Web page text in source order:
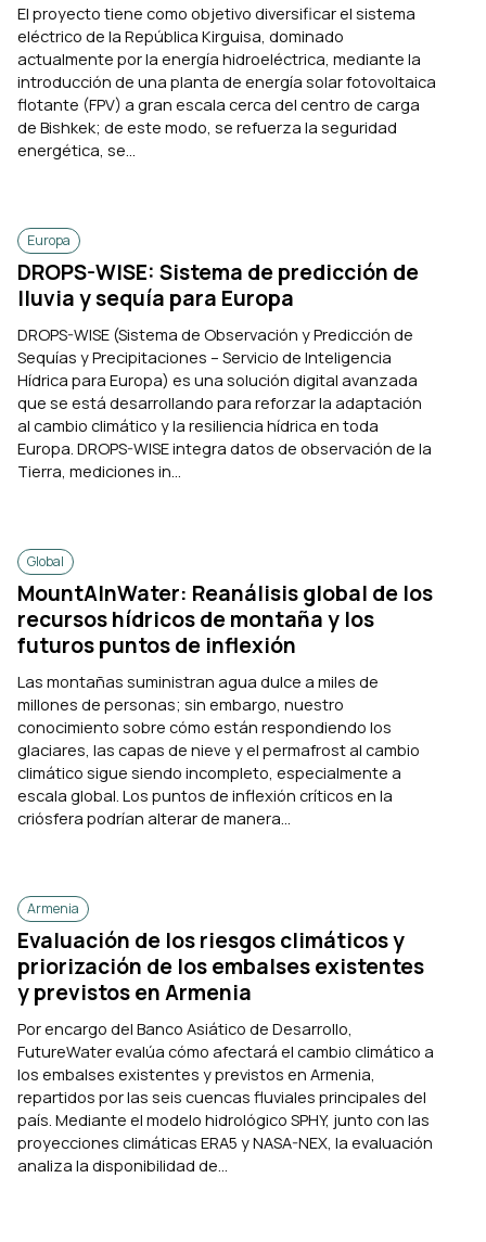
El proyecto tiene como objetivo diversificar el sistema
eléctrico de la República Kirguisa, dominado
actualmente por la energía hidroeléctrica, mediante la
introducción de una planta de energía solar fotovoltaica
flotante (FPV) a gran escala cerca del centro de carga
de Bishkek; de este modo, se refuerza la seguridad
energética, se...
Europa
DROPS-WISE: Sistema de predicción de
lluvia y sequía para Europa
DROPS-WISE (Sistema de Observación y Predicción de
Sequías y Precipitaciones – Servicio de Inteligencia
Hídrica para Europa) es una solución digital avanzada
que se está desarrollando para reforzar la adaptación
al cambio climático y la resiliencia hídrica en toda
Europa. DROPS-WISE integra datos de observación de la
Tierra, mediciones in...
Global
MountAInWater: Reanálisis global de los
recursos hídricos de montaña y los
futuros puntos de inflexión
Las montañas suministran agua dulce a miles de
millones de personas; sin embargo, nuestro
conocimiento sobre cómo están respondiendo los
glaciares, las capas de nieve y el permafrost al cambio
climático sigue siendo incompleto, especialmente a
escala global. Los puntos de inflexión críticos en la
criósfera podrían alterar de manera...
Armenia
Evaluación de los riesgos climáticos y
priorización de los embalses existentes
y previstos en Armenia
Por encargo del Banco Asiático de Desarrollo,
FutureWater evalúa cómo afectará el cambio climático a
los embalses existentes y previstos en Armenia,
repartidos por las seis cuencas fluviales principales del
país. Mediante el modelo hidrológico SPHY, junto con las
proyecciones climáticas ERA5 y NASA-NEX, la evaluación
analiza la disponibilidad de...